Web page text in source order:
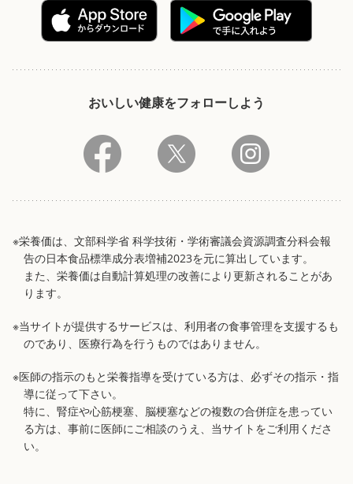
おいしい健康をフォローしよう
※栄養価は、文部科学省 科学技術・学術審議会資源調査分科会報
告の日本食品標準成分表増補2023を元に算出しています。
また、栄養価は自動計算処理の改善により更新されることがあ
ります。
※当サイトが提供するサービスは、利用者の食事管理を支援するも
のであり、医療行為を行うものではありません。
※医師の指示のもと栄養指導を受けている方は、必ずその指示・指
導に従って下さい。
特に、腎症や心筋梗塞、脳梗塞などの複数の合併症を患ってい
る方は、事前に医師にご相談のうえ、当サイトをご利用くださ
い。